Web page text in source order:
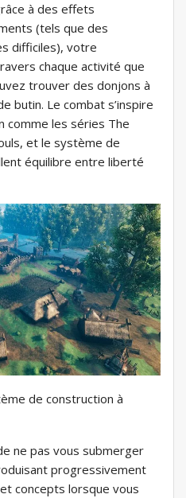
à des effets
(tels que des
difficiles), votre
chaque activité que
trouver des donjons à
butin. Le combat s’inspire
comme les séries The
et le système de
équilibre entre liberté
de construction à
ne pas vous submerger
progressivement
concepts lorsque vous